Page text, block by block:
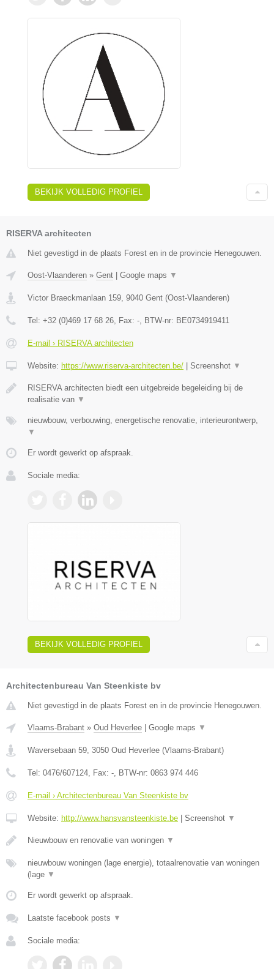
BEKIJK VOLLEDIG PROFIEL
RISERVA architecten
Niet gevestigd in de plaats Forest en in de provincie Henegouwen.
Oost-Vlaanderen » Gent Google maps ▼
Victor Braeckmanlaan 159, 9040 Gent (Oost-Vlaanderen)
Tel: +32 (0)469 17 68 26, Fax: -, BTW-nr: BE0734919411
E-mail › RISERVA architecten
Website: https://www.riserva-architecten.be/ Screenshot ▼
RISERVA architecten biedt een uitgebreide begeleiding bij de
realisatie van ▼
nieuwbouw, verbouwing, energetische renovatie, interieurontwerp,
▼
Er wordt gewerkt op afspraak.
Sociale media:
BEKIJK VOLLEDIG PROFIEL
Architectenbureau Van Steenkiste bv
Niet gevestigd in de plaats Forest en in de provincie Henegouwen.
Vlaams-Brabant » Oud Heverlee Google maps ▼
Waversebaan 59, 3050 Oud Heverlee (Vlaams-Brabant)
Tel: 0476/607124, Fax: -, BTW-nr: 0863 974 446
E-mail › Architectenbureau Van Steenkiste bv
Website: http://www.hansvansteenkiste.be Screenshot ▼
Nieuwbouw en renovatie van woningen ▼
nieuwbouw woningen (lage energie), totaalrenovatie van woningen
(lage ▼
Er wordt gewerkt op afspraak.
Laatste facebook posts ▼
Sociale media: